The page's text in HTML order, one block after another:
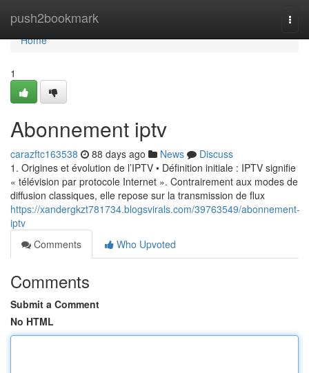
push2bookmark
Home
Home
1
Abonnement iptv
carazftc163538 88 days ago News
Discuss
1. Origines et évolution de l’IPTV • Définition initiale : IPTV signifie
« télévision par protocole Internet ». Contrairement aux modes de
diffusion classiques, elle repose sur la transmission de flux
https://xandergkzt781734.blogsvirals.com/39763549/abonnement-
iptv
Comments
Who Upvoted
Comments
Submit a Comment
No HTML